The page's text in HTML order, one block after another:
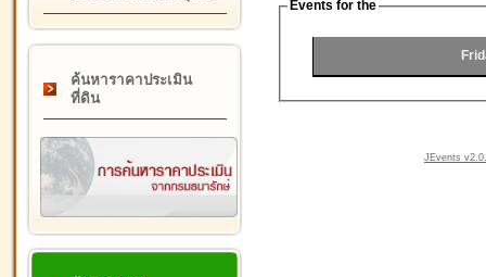
ค้นหาราคาประเมิน
ที่ดิน
Events for the
JEvents